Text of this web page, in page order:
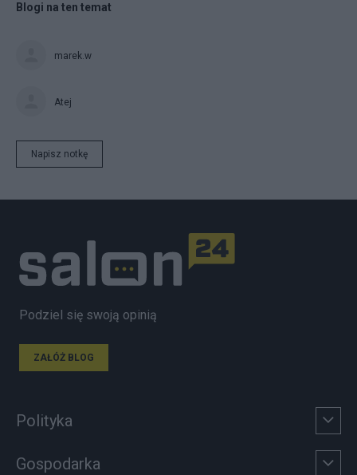
Blogi na ten temat
marek.w
Atej
Napisz notkę
Podziel się swoją opinią
ZAŁÓŻ BLOG
Polityka
Gospodarka